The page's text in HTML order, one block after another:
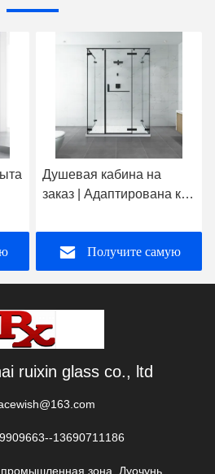
Видео
Линейный душевой
корпус: Магия
пространства для
небольших ванных
комнат площадью 1,2 м2,
сухого разделения за
один шаг
Получите самую
ruixin glass co., ltd
13690711186
зона, Луочунь,